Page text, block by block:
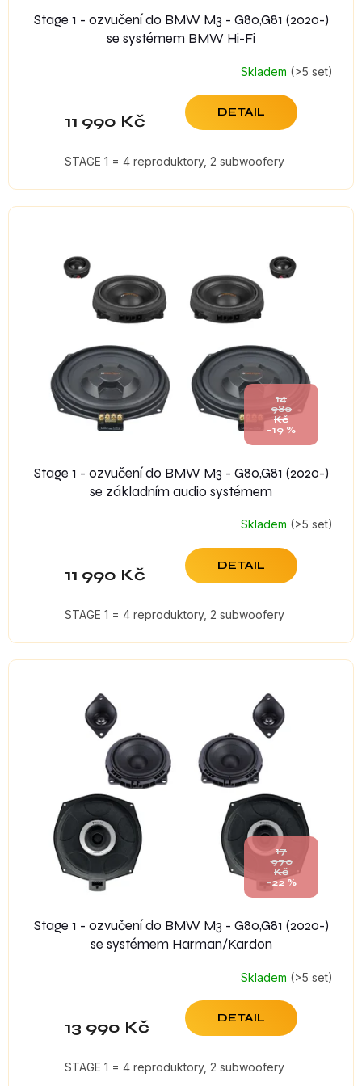
Stage 1 - ozvučení do BMW M3 - G80,G81 (2020-)
se systémem BMW Hi-Fi
Skladem (>5 set)
11 990 Kč DETAIL
STAGE 1 = 4 reproduktory, 2 subwoofery
14
980
Kč
–19 %
Stage 1 - ozvučení do BMW M3 - G80,G81 (2020-)
se základním audio systémem
Skladem (>5 set)
11 990 Kč DETAIL
STAGE 1 = 4 reproduktory, 2 subwoofery
17
970
Kč
–22 %
Stage 1 - ozvučení do BMW M3 - G80,G81 (2020-)
se systémem Harman/Kardon
Skladem (>5 set)
13 990 Kč DETAIL
STAGE 1 = 4 reproduktory, 2 subwoofery